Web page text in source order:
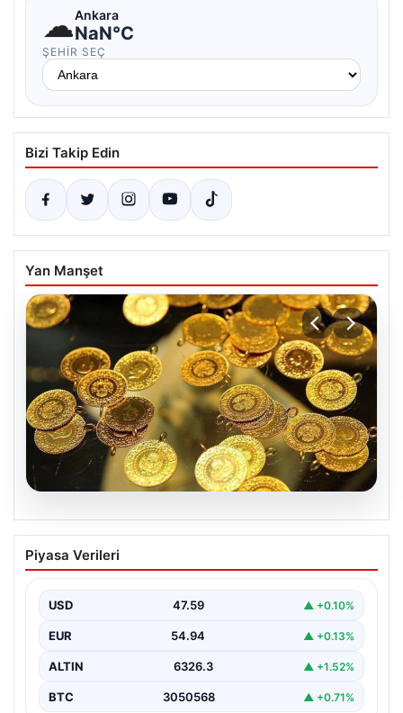
☁Ankara
NaN°C
ŞEHIR SEÇ
Bizi Takip Edin
Yan Manşet
05.08.2026
Altın fiyatları canlı 7 Nisan 2026: Altın
fiyatları bugün ne kadar oldu?
Analizi", "content": "Bugün altın…
Piyasa Verileri
USD 47.59 ▲ +0.10%
EUR 54.94 ▲ +0.13%
ALTIN 6326.3 ▲ +1.52%
BTC 3050568 ▲ +0.71%